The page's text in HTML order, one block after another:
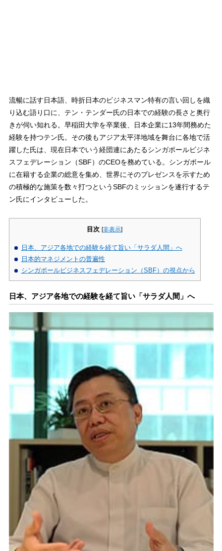
流暢に話す日本語、時折日本のビジネスマン特有の言い回しを織
り込む語り口に、テン・テンダー氏の日本での経験の長さと奥行
きが伺い知れる。早稲田大学を卒業後、日本企業に13年間務めた
経験を持つテン氏。その後もアジア太平洋地域を舞台に各地で活
躍した氏は、現在日本でいう経団連にあたるシンガポールビジネ
スフェデレーション（SBF）のCEOを務めている。シンガポール
に在籍する企業の総意を集め、世界にそのプレゼンスを示すため
の積極的な施策を数々打つというSBFのミッションを遂行するテ
ン氏にインタビューした。
目次 [非表示]
日本、アジア各地での経験を経て旨い「サラダ人間」へ
日本的マネジメントの普遍性
シンガポールビジネスフェデレーション（SBF）の視点から
日本、アジア各地での経験を経て旨い「サラダ人間」へ